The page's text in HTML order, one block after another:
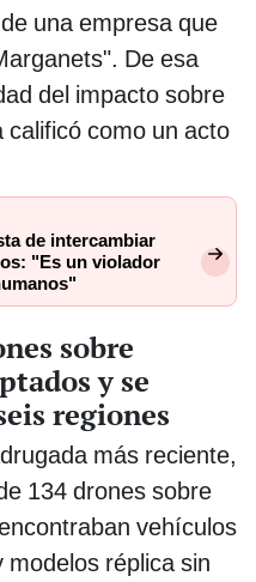
una empresa que
De esa
del impacto sobre
calificó como un acto
de intercambiar
"Es un violador
sobre
y se
regiones
más reciente,
134 drones sobre
vehículos
réplica sin